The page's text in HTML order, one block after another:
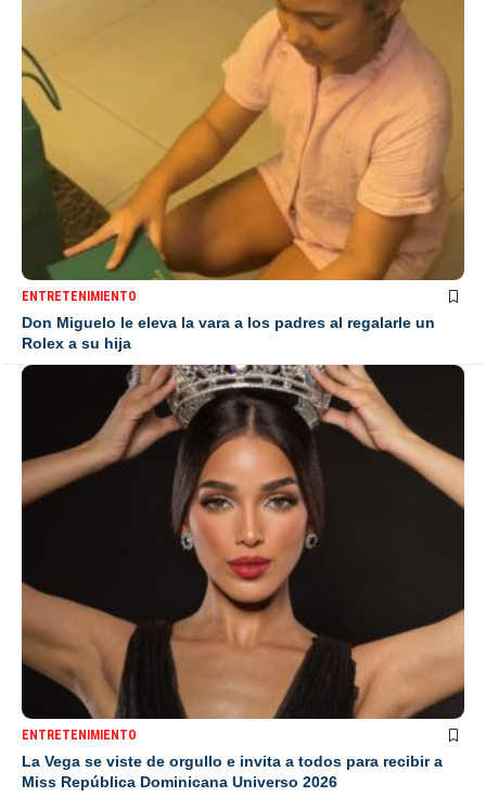
ENTRETENIMIENTO
Don Miguelo le eleva la vara a los padres al regalarle un
Rolex a su hija
ENTRETENIMIENTO
La Vega se viste de orgullo e invita a todos para recibir a
Miss República Dominicana Universo 2026